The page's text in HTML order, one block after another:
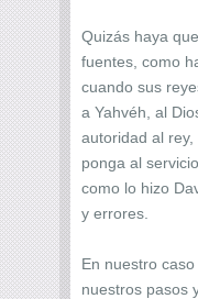
Quizás haya
fuentes, como
cuando sus
a Yahvéh, al
autoridad al
ponga al
como lo hizo
y errores.
En nuestro
nuestros pasos